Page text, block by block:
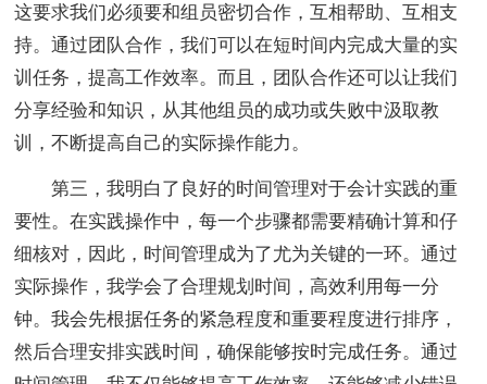
这要求我们必须要和组员密切合作，互相帮助、互相支
持。通过团队合作，我们可以在短时间内完成大量的实
训任务，提高工作效率。而且，团队合作还可以让我们
分享经验和知识，从其他组员的成功或失败中汲取教
训，不断提高自己的实际操作能力。
第三，我明白了良好的时间管理对于会计实践的重
要性。在实践操作中，每一个步骤都需要精确计算和仔
细核对，因此，时间管理成为了尤为关键的一环。通过
实际操作，我学会了合理规划时间，高效利用每一分
钟。我会先根据任务的紧急程度和重要程度进行排序，
然后合理安排实践时间，确保能够按时完成任务。通过